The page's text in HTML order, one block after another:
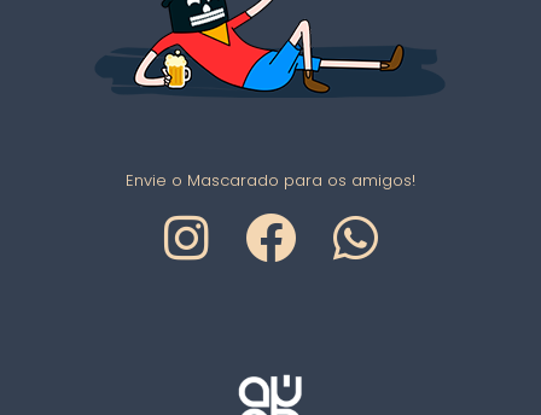
Envie o Mascarado para os amigos!